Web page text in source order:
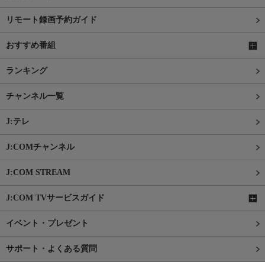
リモート録画予約ガイド
おすすめ番組
ランキング
チャンネル一覧
J:テレ
J:COMチャンネル
J:COM STREAM
J:COM TVサービスガイド
イベント・プレゼント
サポート・よくある質問